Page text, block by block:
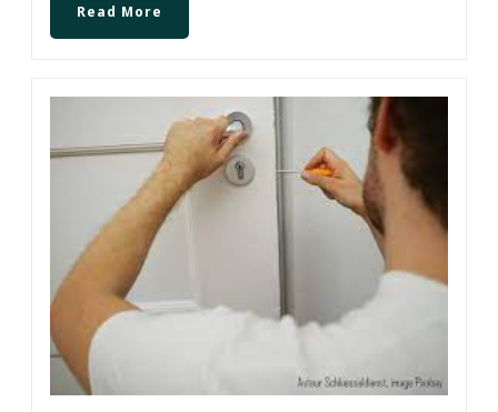
Read More